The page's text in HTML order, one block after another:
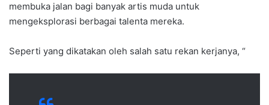
membuka jalan bagi banyak artis muda untuk
mengeksplorasi berbagai talenta mereka.
Seperti yang dikatakan oleh salah satu rekan kerjanya, “